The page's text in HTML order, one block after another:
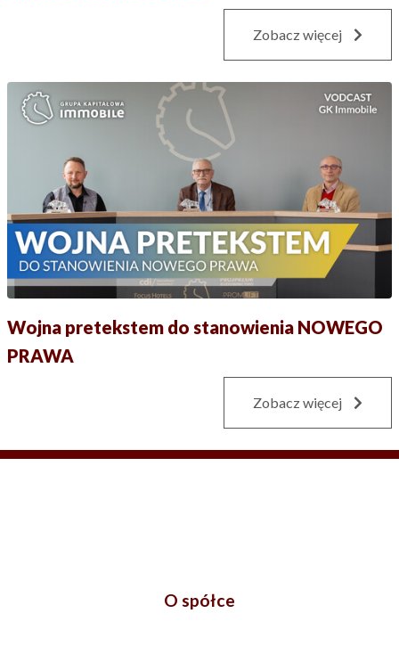
Zobacz więcej
Wojna pretekstem do stanowienia NOWEGO
PRAWA
Zobacz więcej
O spółce